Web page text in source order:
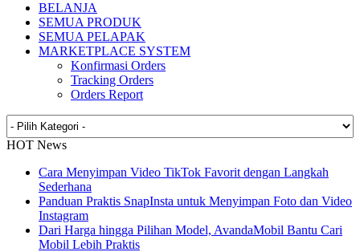
BELANJA
SEMUA PRODUK
SEMUA PELAPAK
MARKETPLACE SYSTEM
Konfirmasi Orders
Tracking Orders
Orders Report
HOT News
Cara Menyimpan Video TikTok Favorit dengan Langkah
Sederhana
Panduan Praktis SnapInsta untuk Menyimpan Foto dan Video
Instagram
Dari Harga hingga Pilihan Model, AvandaMobil Bantu Cari
Mobil Lebih Praktis